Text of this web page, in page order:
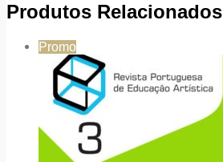
Produtos Relacionados
Promo